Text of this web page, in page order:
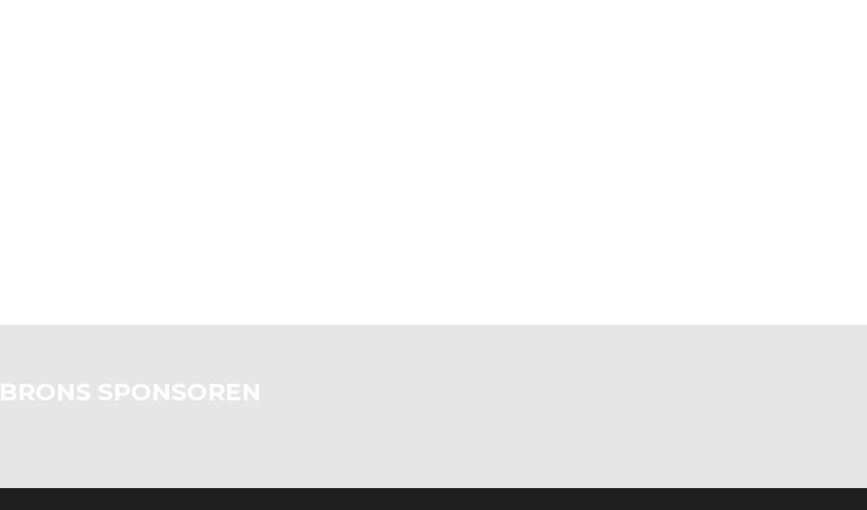
BRONS SPONSOREN